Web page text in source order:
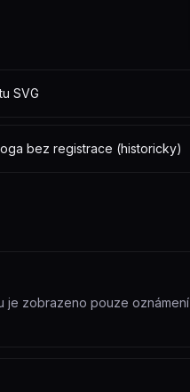
SVG
bez registrace (historicky)
je zobrazeno pouze oznámení